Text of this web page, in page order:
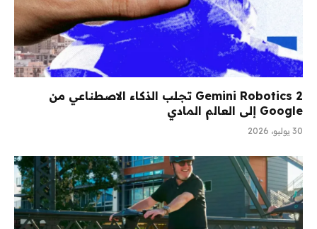
Gemini Robotics 2 تجلب الذكاء الاصطناعي من
Google إلى العالم المادي
30 يوليو، 2026